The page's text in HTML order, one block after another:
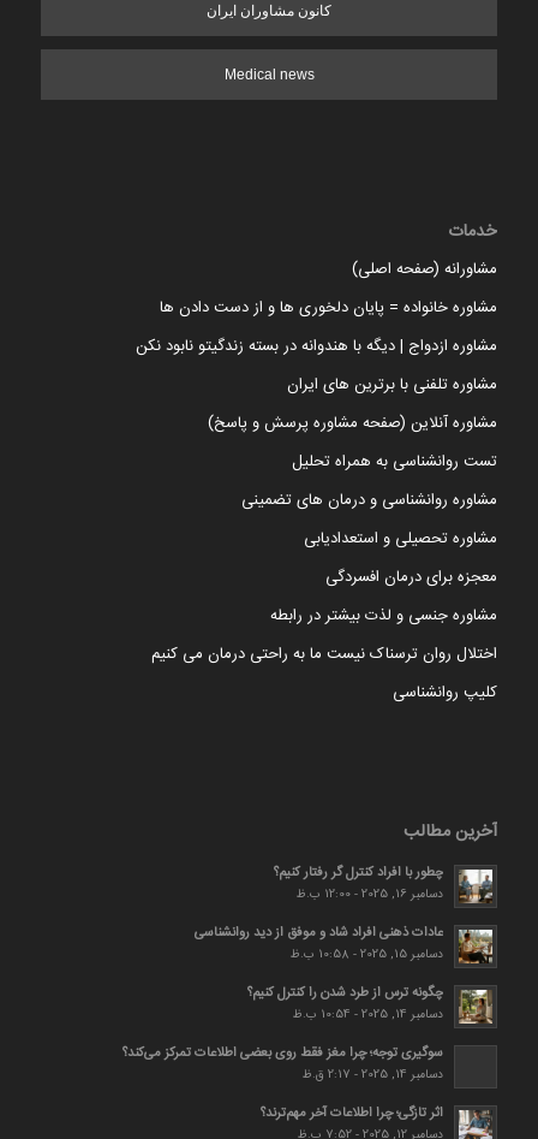
کانون مشاوران ایران
Medical news
خدمات
مشاورانه (صفحه اصلی)
مشاوره خانواده = پایان دلخوری ها و از دست دادن ها
مشاوره ازدواج | دیگه با هندوانه در بسته زندگیتو نابود نکن
مشاوره تلفنی با برترین های ایران
مشاوره آنلاین (صفحه مشاوره پرسش و پاسخ)
تست روانشناسی به همراه تحلیل
مشاوره روانشناسی و درمان های تضمینی
مشاوره تحصیلی و استعدادیابی
معجزه برای درمان افسردگی
مشاوره جنسی و لذت بیشتر در رابطه
اختلال روان ترسناک نیست ما به راحتی درمان می کنیم
کلیپ روانشناسی
آخرین مطالب
چطور با افراد کنترل گر رفتار کنیم؟
دسامبر 16, 2025 - 12:00 ب.ظ
عادات ذهنی افراد شاد و موفق از دید روانشناسی
دسامبر 15, 2025 - 10:58 ب.ظ
چگونه ترس از طرد شدن را کنترل کنیم؟
دسامبر 14, 2025 - 10:54 ب.ظ
سوگیری توجه؛ چرا مغز فقط روی بعضی اطلاعات تمرکز می‌کند؟
دسامبر 14, 2025 - 2:17 ق.ظ
اثر تازگی؛ چرا اطلاعات آخر مهم‌ترند؟
دسامبر 12, 2025 - 7:52 ب.ظ